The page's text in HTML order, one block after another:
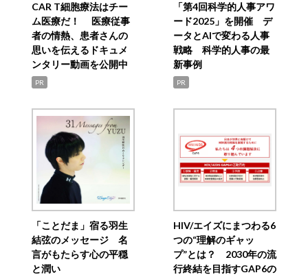
CAR T細胞療法はチー
ム医療だ！ 医療従事
者の情熱、患者さんの
思いを伝えるドキュメ
ンタリー動画を公開中
PR
「第4回科学的人事アワ
ード2025」を開催 デ
ータとAIで変わる人事
戦略 科学的人事の最
新事例
PR
「ことだま」宿る羽生
結弦のメッセージ 名
言がもたらす心の平穏
と潤い
HIV/エイズにまつわる6
つの“理解のギャッ
プ”とは？ 2030年の流
行終結を目指すGAP6の